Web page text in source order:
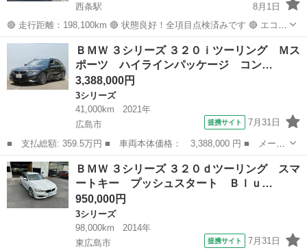
西条駅
8月1日
🔴 走行距離：198,100km 🔴 状態良好！全項目点検済みです 🔴 エコモ
ード、アイドリングストップ機能付き 🔴 外装はきれいな状態（小さな
傷のみ） 🔴 エンジン：2000cc ツインパワー・ターボ・ディーゼル 🔴
Bl...
広島 東広島市 3シリーズ
ＢＭＷ ３シリーズ ３２０ｉツーリング Ｍス
ポーツ ハイラインパッケージ コン…
3,388,000円
3シリーズ
41,000km
2021年
広島市
提携サイト 7月31日
■ 支払総額: 359.5万円 ■ 車両本体価格： 3,388,000 円 ■ メーカ
ー名： ＢＭＷ ■ 車種名： ３シリーズ ■ グレード名： ３２０
ｉツーリング Ｍスポーツ ハイラインパッケージ コンフォートＰ
ＫＧ ハ...
広島 広島市
ＢＭＷ ３シリーズ ３２０ｄツーリング スマ
ートキー プッシュスタート Ｂｌｕ…
950,000円
3シリーズ
98,000km
2014年
東広島市
提携サイト 7月31日